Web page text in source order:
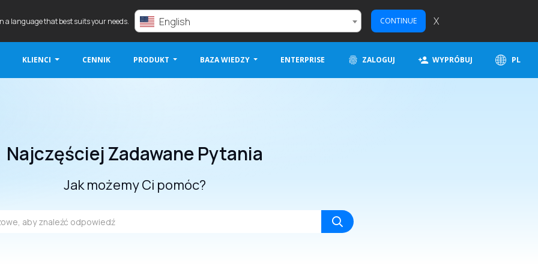
a language that best suits your needs. English CONTINUE X
KLIENCI CENNIK PRODUKT BAZA WIEDZY ENTERPRISE ZALOGUJ WYPRÓBUJ PL
Najczęściej Zadawane Pytania
Jak możemy Ci pomóc?